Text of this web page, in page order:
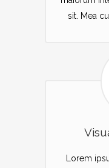
sit. Mea
Lorem